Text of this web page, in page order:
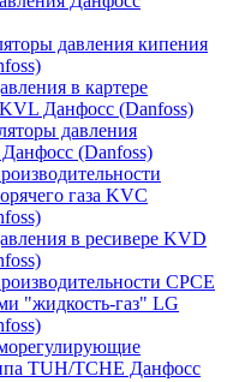
давления кипения
в картере
Данфосс (Danfoss)
давления
(Danfoss)
газа KVC
в ресивере KVD
CPCE
"жидкость-газ" LG
TUH/TCHE Данфосс